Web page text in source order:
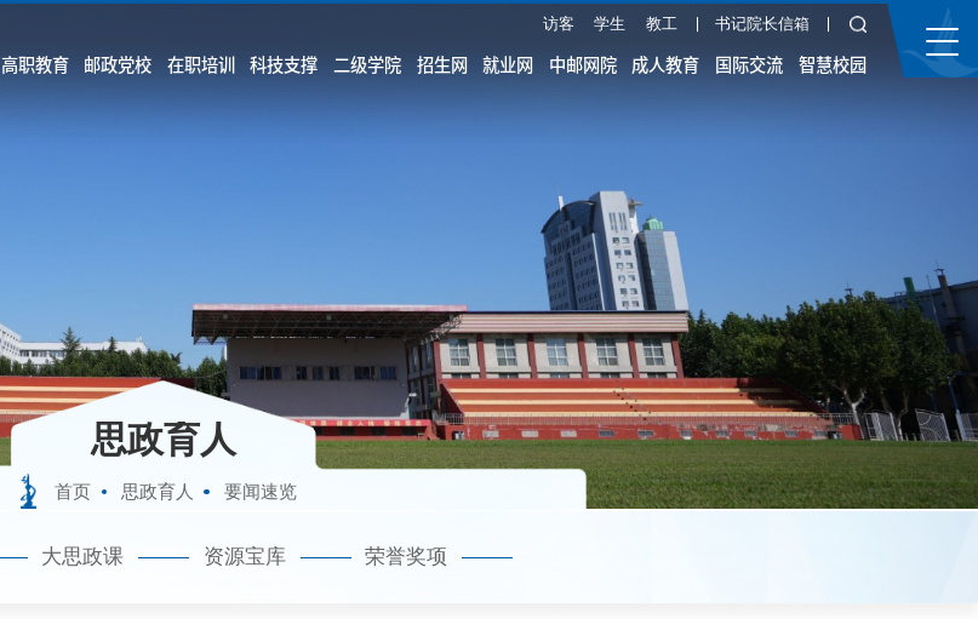
访客 学生 教工 书记院长信箱
高职教育 邮政党校 在职培训 科技支撑 二级学院 招生网 就业网 中邮网院 成人教育 国际交流 智慧校园
思政育人
首页 思政育人 要闻速览
大思政课 资源宝库 荣誉奖项